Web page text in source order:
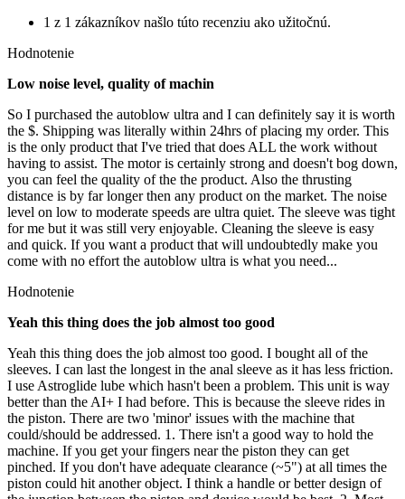
1 z 1 zákazníkov našlo túto recenziu ako užitočnú.
Hodnotenie
Low noise level, quality of machin
So I purchased the autoblow ultra and I can definitely say it is worth
the $. Shipping was literally within 24hrs of placing my order. This
is the only product that I've tried that does ALL the work without
having to assist. The motor is certainly strong and doesn't bog down,
you can feel the quality of the the product. Also the thrusting
distance is by far longer then any product on the market. The noise
level on low to moderate speeds are ultra quiet. The sleeve was tight
for me but it was still very enjoyable. Cleaning the sleeve is easy
and quick. If you want a product that will undoubtedly make you
come with no effort the autoblow ultra is what you need...
Hodnotenie
Yeah this thing does the job almost too good
Yeah this thing does the job almost too good. I bought all of the
sleeves. I can last the longest in the anal sleeve as it has less friction.
I use Astroglide lube which hasn't been a problem. This unit is way
better than the AI+ I had before. This is because the sleeve rides in
the piston. There are two 'minor' issues with the machine that
could/should be addressed. 1. There isn't a good way to hold the
machine. If you get your fingers near the piston they can get
pinched. If you don't have adequate clearance (~5") at all times the
piston could hit another object. I think a handle or better design of